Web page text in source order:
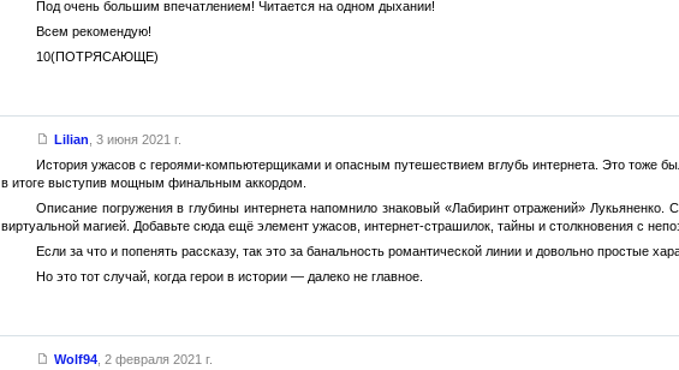
Под очень большим впечатлением! Читается на одном дыхании!
Всем рекомендую!
10(ПОТРЯСАЮЩЕ)
Lilian 3 июня 2021 г.
История ужасов с героями-компьютерщиками и опасным путешествием вглубь интернета. Это тоже
в итоге выступив мощным финальным аккордом.
Описание погружения в глубины интернета напомнило знаковый «Лабиринт отражений» Лукьяненко.
виртуальной магией. Добавьте сюда ещё элемент ужасов, интернет-страшилок, тайны и столкновения с
Если за что и попенять рассказу, так это за банальность романтической линии и довольно простые
Но это тот случай, когда герои в истории — далеко не главное.
Wolf94, 2 февраля 2021 г.